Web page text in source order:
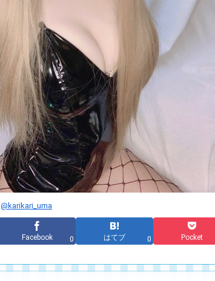
@karikari_uma
Facebook 0 はてブ 0 Pocket